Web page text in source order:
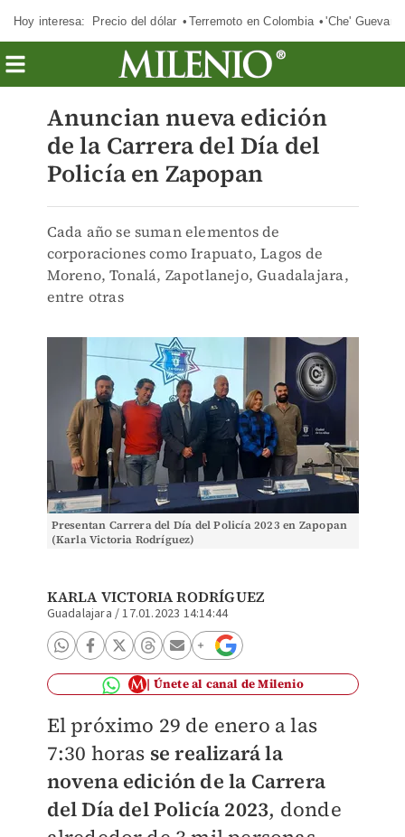
Hoy interesa: Precio del dólar Terremoto en Colombia 'Che' Guevara
Anuncian nueva edición
de la Carrera del Día del
Policía en Zapopan
Cada año se suman elementos de
corporaciones como Irapuato, Lagos de
Moreno, Tonalá, Zapotlanejo, Guadalajara,
entre otras
Presentan Carrera del Día del Policía 2023 en Zapopan
(Karla Victoria Rodríguez)
KARLA VICTORIA RODRÍGUEZ
Guadalajara /17.01.2023 14:14:44
Únete al canal de Milenio
El próximo 29 de enero a las
7:30 horas se realizará la
novena edición de la Carrera
del Día del Policía 2023, donde